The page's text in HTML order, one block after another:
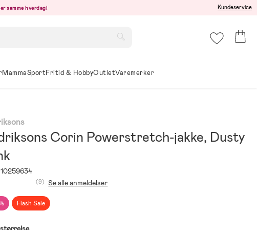
samme hverdag! Kundeservice
MammaSportFritid & HobbyOutletVaremerker
Corin Powerstretch-jakke, Dusty
10259634
Flash Sale
(9) Se alle anmeldelser